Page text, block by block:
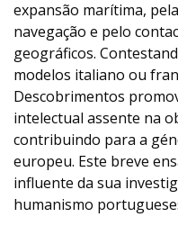
expansão marítima,
navegação e pelo
geográficos.
modelos italiano ou
Descobrimentos
intelectual assente na
contribuindo para a
europeu. Este breve
influente da sua
humanismo